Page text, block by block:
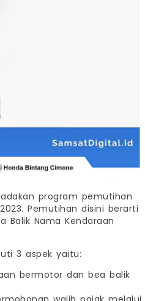
program pemutihan
Pemutihan disini berarti
Balik Nama Kendaraan
3 aspek yaitu:
bermotor dan bea balik